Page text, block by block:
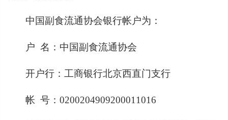
中国副食流通协会银行帐户为：
户 名：中国副食流通协会
开户行：工商银行北京西直门支行
帐 号：0200204909200011016